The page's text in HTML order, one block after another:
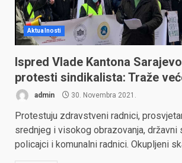
Aktualnosti
Ispred Vlade Kantona
protesti sindikalista: Traže
admin 30. Novembra 2021.
Protestuju zdravstveni radnici,
srednjeg i visokog obrazovanja, državni
policajci i komunalni radnici. Okupljeni